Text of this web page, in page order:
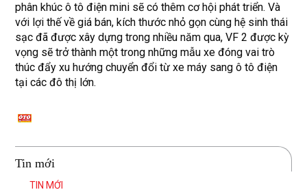
phân khúc ô tô điện mini sẽ có thêm cơ hội phát triển. Và
với lợi thế về giá bán, kích thước nhỏ gọn cùng hệ sinh thái
sạc đã được xây dựng trong nhiều năm qua, VF 2 được kỳ
vọng sẽ trở thành một trong những mẫu xe đóng vai trò
thúc đẩy xu hướng chuyển đổi từ xe máy sang ô tô điện
tại các đô thị lớn.
Tin mới
TIN MỚI